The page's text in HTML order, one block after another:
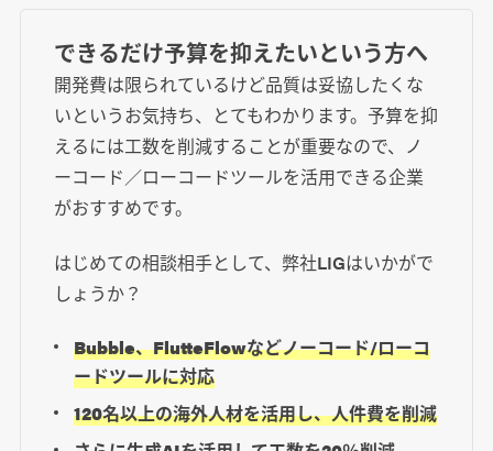
できるだけ予算を抑えたいという方へ
開発費は限られているけど品質は妥協したくな
いというお気持ち、とてもわかります。予算を抑
えるには工数を削減することが重要なので、ノ
ーコード／ローコードツールを活用できる企業
がおすすめです。
はじめての相談相手として、弊社LIGはいかがで
しょうか？
Bubble、FlutteFlowなどノーコード/ローコ
ードツールに対応
120名以上の海外人材を活用し、人件費を削減